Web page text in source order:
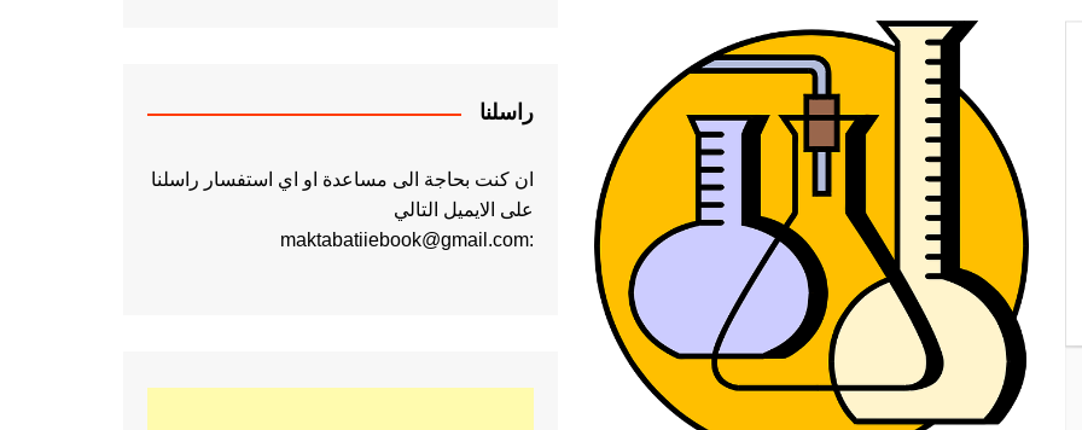
راسلنا
ان كنت بحاجة الى مساعدة او اي استفسار راسلنا
على الايميل التالي
:maktabatiiebook@gmail.com